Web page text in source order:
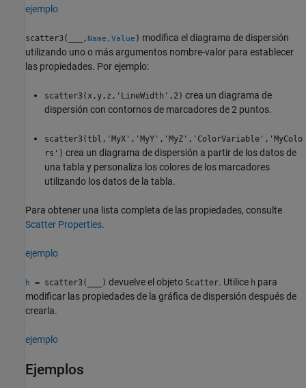
ejemplo
scatter3( ,Name,Value ) modifica el diagrama de dispersión
utilizando uno o más argumentos nombre-valor para establecer
las propiedades. Por ejemplo:
scatter3(x,y,z,'LineWidth',2) crea un diagrama de
dispersión con contornos de marcadores de 2 puntos.
scatter3(tbl,'MyX','MyY','MyZ','ColorVariable','MyColo
rs') crea un diagrama de dispersión a partir de los datos de
una tabla y personaliza los colores de los marcadores
utilizando los datos de la tabla.
Para obtener una lista completa de las propiedades, consulte
Scatter Properties.
ejemplo
h = scatter3( ) devuelve el objeto Scatter. Utilice h para
modificar las propiedades de la gráfica de dispersión después de
crearla.
ejemplo
Ejemplos